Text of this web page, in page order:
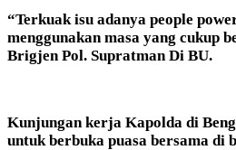
“Terkuak isu adanya people
menggunakan masa yang cukup
Brigjen Pol. Supratman Di BU.
Kunjungan kerja Kapolda di
untuk berbuka puasa bersama